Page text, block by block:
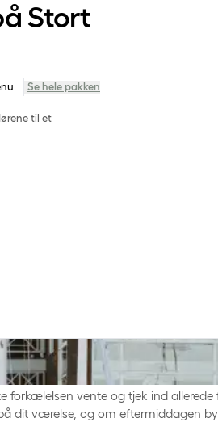
Stort
Se hele pakken
til et
med mad og vin i smukke
dørene op til et helt særligt Stort
forkælelsen vente og tjek ind
dit værelse, og om eftermiddagen